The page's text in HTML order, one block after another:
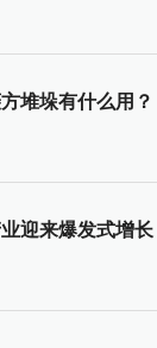
堆垛有什么用？
迎来爆发式增长